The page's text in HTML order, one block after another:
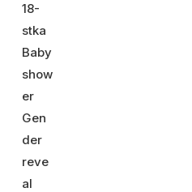
18-
stka
Baby
show
er
Gen
der
reve
al